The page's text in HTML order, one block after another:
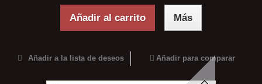
Añadir al carrito Más
Añadir a la lista de deseos Añadir para comparar